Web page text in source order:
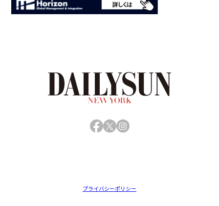
Facebook
X Instagram
プライバシーポリシー